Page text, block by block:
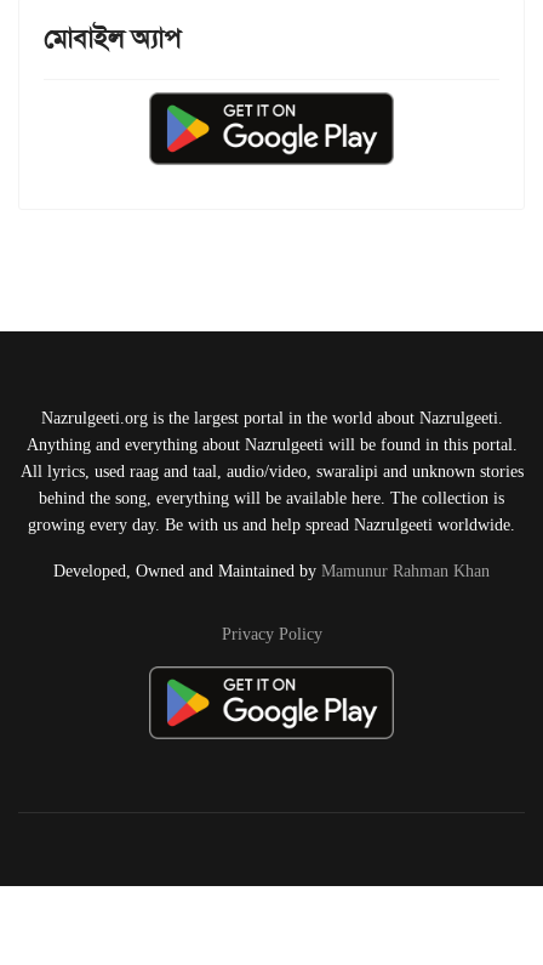
মোবাইল অ্যাপ
Nazrulgeeti.org is the largest portal in the world about Nazrulgeeti.
Anything and everything about Nazrulgeeti will be found in this portal.
All lyrics, used raag and taal, audio/video, swaralipi and unknown stories
behind the song, everything will be available here. The collection is
growing every day. Be with us and help spread Nazrulgeeti worldwide.
Developed, Owned and Maintained by Mamunur Rahman Khan
Privacy Policy